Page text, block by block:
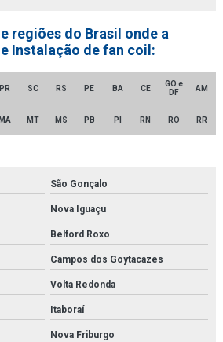
filtro hidráulico racor
secador de ar comprimido por adsorção
filtro hidráulico racor
ar comprimido
ar comprimido por adsorção
ar comprimido por refrigeração
de nitrogênio
regiões do Brasil onde a
Instalação de fan coil:
PR SC RS PE BA CE
GO e
DF
AM
MA MT MS PB PI RN RO RR
São Gonçalo
Nova Iguaçu
Belford Roxo
Campos dos Goytacazes
Volta Redonda
Itaboraí
Nova Friburgo